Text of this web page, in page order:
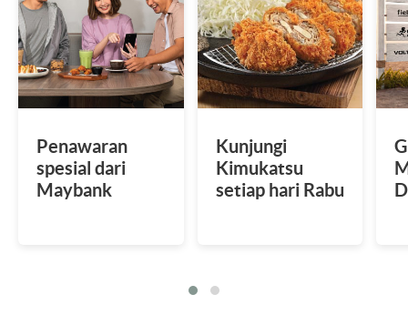
Penawaran
spesial dari
Maybank
Kunjungi
Kimukatsu
setiap hari Rabu